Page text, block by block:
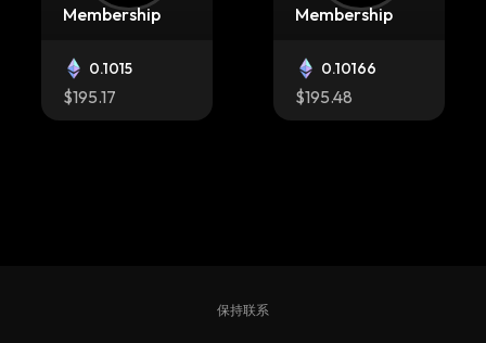
Membership
0.1015
$195.17
Membership
0.10166
$195.48
保持联系